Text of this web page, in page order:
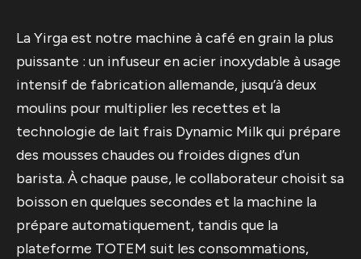
La Yirga est notre machine à café en grain la plus
puissante : un infuseur en acier inoxydable à usage
intensif de fabrication allemande, jusqu’à deux
moulins pour multiplier les recettes et la
technologie de lait frais Dynamic Milk qui prépare
des mousses chaudes ou froides dignes d’un
barista. À chaque pause, le collaborateur choisit sa
boisson en quelques secondes et la machine la
prépare automatiquement, tandis que la
plateforme TOTEM suit les consommations,